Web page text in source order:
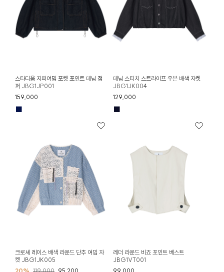
스타디움 지퍼여밈 포켓 포인트 데님 점
퍼 JBG1JP001
159,000
■
데님 스티치 스트라이프 우븐 배색 자켓
JBG1JK004
129,000
■
크로셰 레이스 배색 라운드 단추 여밈 자
켓 JBG1JK005
레더 라운드 비죠 포인트 베스트
JBG1VT001